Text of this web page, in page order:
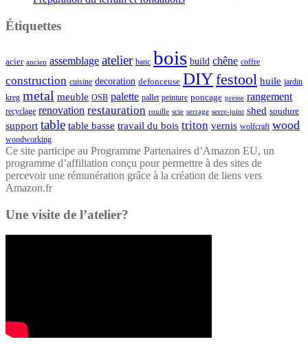
Étiquettes
acier ancien assemblage atelier banc bois build chêne coffre
construction cuisine decoration defonceuse DIYfestool huile jardin
kreg metal meuble OSB palette pallet peinture poncage presse rangement
recyclage renovation restauration rouille scie serrage serre-joint shed soudure
support table table basse travail du bois triton vernis wolfcraft wood
woodworking
Ce site participe au Programme Partenaires d’Amazon EU, un
programme d’affiliation conçu pour permettre à des sites de
percevoir une rémunération grâce à la création de liens vers
Amazon.fr
Une visite de l’atelier?